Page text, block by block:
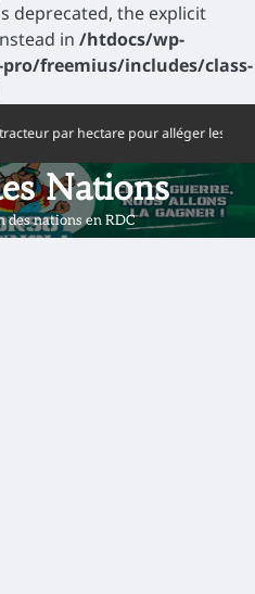
deprecated, the explicit
in /htdocs/wp-
freemius/includes/class-
par hectare pour alléger les coûts de
Nations
nations en RDC